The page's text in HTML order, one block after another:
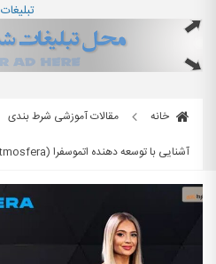
تبلیغات
خانه
مقالات آموزشی شرط بندی
آشنایی با توسعه دهنده اتموسفرا (Atmosfera)